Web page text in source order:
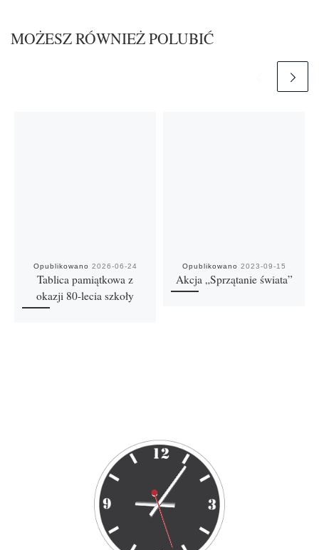
MOŻESZ RÓWNIEŻ POLUBIĆ
Opublikowano 2026-06-24
Tablica pamiątkowa z
okazji 80-lecia szkoły
Opublikowano 2023-09-15
Akcja „Sprzątanie świata”